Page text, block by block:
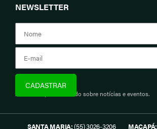
NEWSLETTER
Assine e fique informado sobre notícias e eventos.
SANTA MARIA:(55) 3026-3206 MACAPÁ: